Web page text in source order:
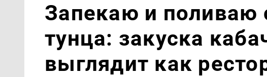
Запекаю и поливаю
тунца: закуска
выглядит как